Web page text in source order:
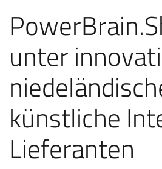
unter
künstliche
Lieferanten